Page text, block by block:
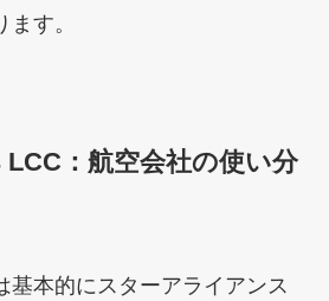
す。
：航空会社の使い分
基本的にスターアライアンス